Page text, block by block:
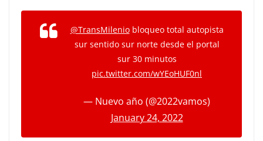
@TransMileniobloqueo total autopista
sur sentido sur norte desde el portal
sur 30 minutos
pic.twitter.com/wYEoHUF0nl
— Nuevo año (@2022vamos)
January 24, 2022